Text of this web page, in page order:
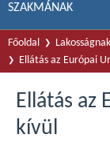
SZAKMÁNAK
Főoldal Lakosságnak
Ellátás az Európai
Ellátás az
kívül